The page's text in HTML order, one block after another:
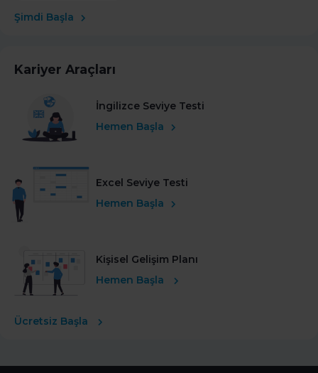
Şimdi Başla
Kariyer Araçları
İngilizce Seviye Testi
Hemen Başla
Excel Seviye Testi
Hemen Başla
Kişisel Gelişim Planı
Hemen Başla
Ücretsiz Başla